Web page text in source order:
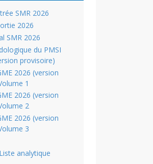
SMR 2026
2026
SMR 2026
du PMSI
provisoire)
2026 (version
1
2026 (version
2
2026 (version
3
analytique